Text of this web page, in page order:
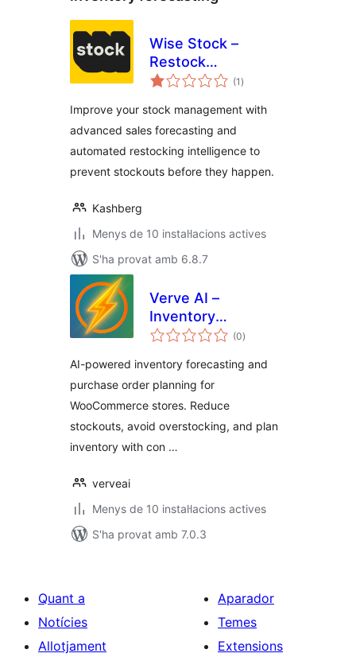
Wise Stock –
Restock
Intelligence & Sales
WooCommerce
(1 puntuacions
totals
)
Improve your stock management with
advanced sales forecasting and
automated restocking intelligence to
prevent stockouts before they happen.
Kashberg
Menys de 10 instal·lacions actives
S'ha provat amb 6.8.7
Verve AI –
Inventory
Forecasting for
(0puntuacions
totals
)
AI-powered inventory forecasting and
purchase order planning for
WooCommerce stores. Reduce
stockouts, avoid overstocking, and plan
inventory with con …
verveai
Menys de 10 instal·lacions actives
S'ha provat amb 7.0.3
Quant a
Notícies
Allotjament
Aparador
Temes
Extensions